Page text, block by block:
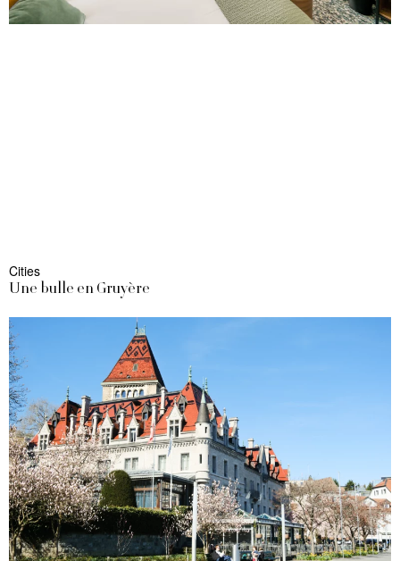
Cities
Une bulle en Gruyère